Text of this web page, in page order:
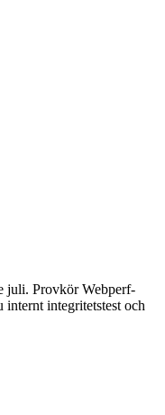
juli. Provkör Webperf-
internt integritetstest och